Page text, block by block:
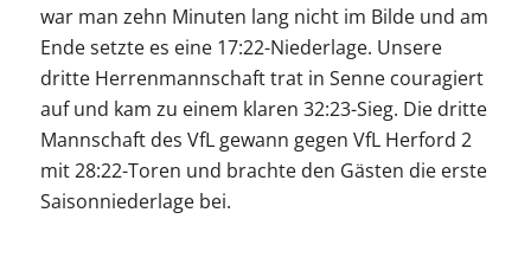
war man zehn Minuten lang nicht im Bilde und am
Ende setzte es eine 17:22-Niederlage. Unsere
dritte Herrenmannschaft trat in Senne couragiert
auf und kam zu einem klaren 32:23-Sieg. Die dritte
Mannschaft des VfL gewann gegen VfL Herford 2
mit 28:22-Toren und brachte den Gästen die erste
Saisonniederlage bei.